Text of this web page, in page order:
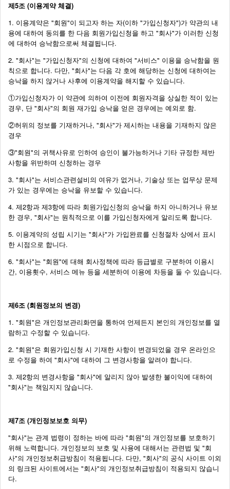
제5조 (이용계약 체결)
1. 이용계약은 "회원"이 되고자 하는 자(이하 "가입신청자")가 약관의 내
용에 대하여 동의를 한 다음 회원가입신청을 하고 "회사"가 이러한 신청
에 대하여 승낙함으로써 체결됩니다.
2. "회사"는 "가입신청자"의 신청에 대하여 "서비스" 이용을 승낙함을 원
칙으로 합니다. 다만, "회사"는 다음 각 호에 해당하는 신청에 대하여는
승낙을 하지 않거나 사후에 이용계약을 해지할 수 있습니다.
①가입신청자가 이 약관에 의하여 이전에 회원자격을 상실한 적이 있는
경우, 단 "회사"의 회원 재가입 승낙을 얻은 경우에는 예외로 함.
②허위의 정보를 기재하거나, "회사"가 제시하는 내용을 기재하지 않은
경우
③"회원"의 귀책사유로 인하여 승인이 불가능하거나 기타 규정한 제반
사항을 위반하며 신청하는 경우
3. "회사"는 서비스관련설비의 여유가 없거나, 기술상 또는 업무상 문제
가 있는 경우에는 승낙을 유보할 수 있습니다.
4. 제2항과 제3항에 따라 회원가입신청의 승낙을 하지 아니하거나 유보
한 경우, "회사"는 원칙적으로 이를 가입신청자에게 알리도록 합니다.
5. 이용계약의 성립 시기는 "회사"가 가입완료를 신청절차 상에서 표시
한 시점으로 합니다.
6. "회사"는 "회원"에 대해 회사정책에 따라 등급별로 구분하여 이용시
간, 이용횟수, 서비스 메뉴 등을 세분하여 이용에 차등을 둘 수 있습니다.
제6조 (회원정보의 변경)
1. "회원"은 개인정보관리화면을 통하여 언제든지 본인의 개인정보를 열
람하고 수정할 수 있습니다.
2. "회원"은 회원가입신청 시 기재한 사항이 변경되었을 경우 온라인으
로 수정을 하여 "회사"에 대하여 그 변경사항을 알려야 합니다.
3. 제2항의 변경사항을 "회사"에 알리지 않아 발생한 불이익에 대하여
"회사"는 책임지지 않습니다.
제7조 (개인정보보호 의무)
"회사"는 관계 법령이 정하는 바에 따라 "회원"의 개인정보를 보호하기
위해 노력합니다. 개인정보의 보호 및 사용에 대해서는 관련법 및 "회
사"의 개인정보취급방침이 적용됩니다. 다만, "회사"의 공식 사이트 이외
의 링크된 사이트에서는 "회사"의 개인정보취급방침이 적용되지 않습니
다.